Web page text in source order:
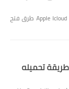
افضل طرق فتح حساب اي كلاود مغلق لاجهزة ابل Apple Icloud Unlock طرق فتح
شرح جلبريك Unc0ver Jailbreak طريقة تحميله